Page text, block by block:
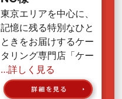
東京エリアを中心に、
記憶に残る特別なひと
ときをお届けするケー
タリング専門店「ケー
…詳しく見る